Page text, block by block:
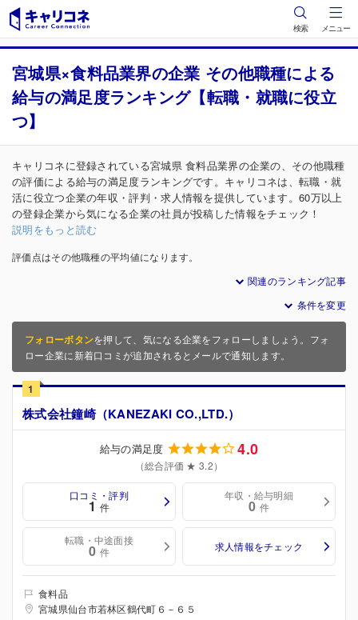
検索 メニュー
宮城県×食料品業界の企業 その他職種による
給与の満足度ランキング【転職・就職に役立
つ】
キャリコネに登録されている宮城県 食料品業界の企業の、その他職種
の評価による給与の満足度ランキングです。キャリコネは、転職・就
活に役立つ企業の年収・評判・求人情報を提供しています。60万以上
の登録企業から気になる企業の社員が投稿した情報をチェック！
説明をもっと読む
評価点はその他職種の平均値になります。
関連のランキング記事
条件を変更
フォローボタンを押して、気になる企業をフォローしましょう。フォ
ロー企業に新着口コミが追加されるとメールで通知します。
1
株式会社鐘崎（KANEZAKI CO.,LTD.）
給与の満足度 4.0
（総合評価 ★ 3.2）
口コミ・評判
1 件
年収・給与明細
0 件
転職・中途面接
0 件 求人情報をチェック
食料品
宮城県仙台市若林区鶴代町６－６５